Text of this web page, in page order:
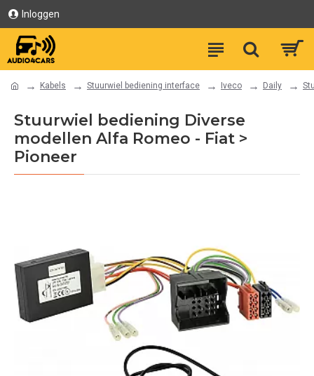
Inloggen
Kabels Stuurwiel bediening interface Iveco Daily
Stuurwiel bediening Diverse
modellen Alfa Romeo - Fiat >
Pioneer